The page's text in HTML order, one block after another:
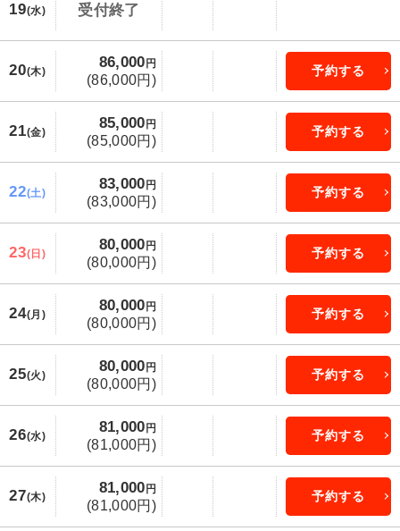
19(水) 受付終了
20(木)
86,000 円
(86,000円)
予約する
21(金)
85,000 円
(85,000円)
予約する
22(土)
83,000 円
(83,000円)
予約する
23(日)
80,000 円
(80,000円)
予約する
24(月)
80,000 円
(80,000円)
予約する
25(火)
80,000 円
(80,000円)
予約する
26(水)
81,000 円
(81,000円)
予約する
27(木)
81,000 円
(81,000円)
予約する